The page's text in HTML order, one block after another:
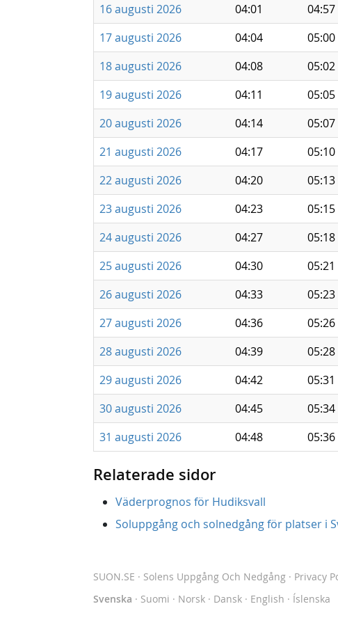
16 augusti 2026
04:01 04:57
17 augusti 2026
04:04 05:00
18 augusti 2026
04:08 05:02
19 augusti 2026
04:11 05:05
20 augusti 2026
04:14 05:07
21 augusti 2026
04:17 05:10
22 augusti 2026
04:20 05:13
23 augusti 2026
04:23 05:15
24 augusti 2026
04:27 05:18
25 augusti 2026
04:30 05:21
26 augusti 2026
04:33 05:23
27 augusti 2026
04:36 05:26
28 augusti 2026
04:39 05:28
29 augusti 2026
04:42 05:31
30 augusti 2026
04:45 05:34
31 augusti 2026
04:48 05:36
Relaterade sidor
Väderprognos för Hudiksvall
Soluppgång och solnedgång för platser i
SUON.SE · Solens Uppgång Och Nedgång · Privacy
Svenska · Suomi · Norsk · Dansk · English · Íslenska